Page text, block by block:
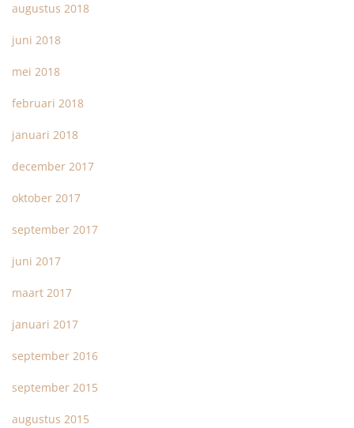
augustus 2018
juni 2018
mei 2018
februari 2018
januari 2018
december 2017
oktober 2017
september 2017
juni 2017
maart 2017
januari 2017
september 2016
september 2015
augustus 2015